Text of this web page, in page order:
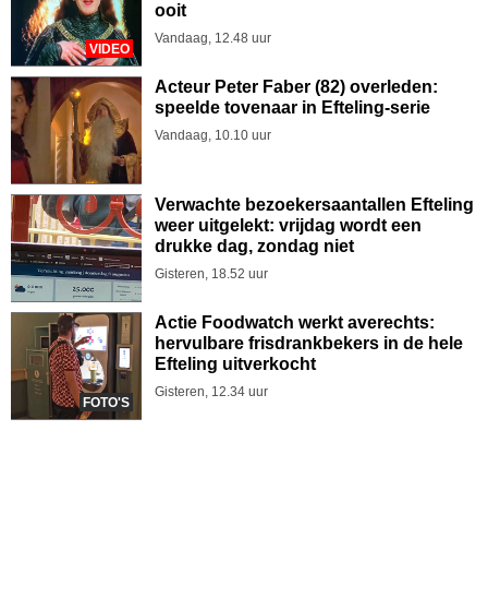
VIDEO
ooit
Vandaag, 12.48 uur
Acteur Peter Faber (82) overleden:
speelde tovenaar in Efteling-serie
Vandaag, 10.10 uur
Verwachte bezoekersaantallen Efteling
weer uitgelekt: vrijdag wordt een
drukke dag, zondag niet
Gisteren, 18.52 uur
FOTO'S
Actie Foodwatch werkt averechts:
hervulbare frisdrankbekers in de hele
Efteling uitverkocht
Gisteren, 12.34 uur